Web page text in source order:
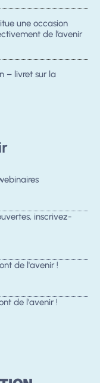
une occasion
de l’avenir
– livret sur la
inscrivez-
de l'avenir !
de l'avenir !